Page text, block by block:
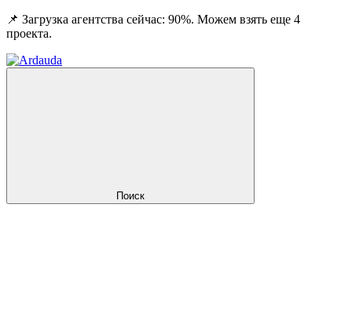
📌 Загрузка агентства сейчас: 90%. Можем взять еще 4
проекта.
Поиск